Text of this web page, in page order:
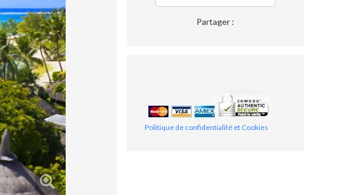
Partager :
Politique de confidentialité et Cookies